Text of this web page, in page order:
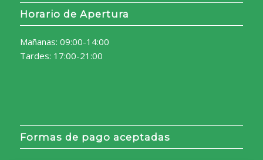
Horario de Apertura
Mañanas: 09:00-14:00
Tardes: 17:00-21:00
Formas de pago aceptadas